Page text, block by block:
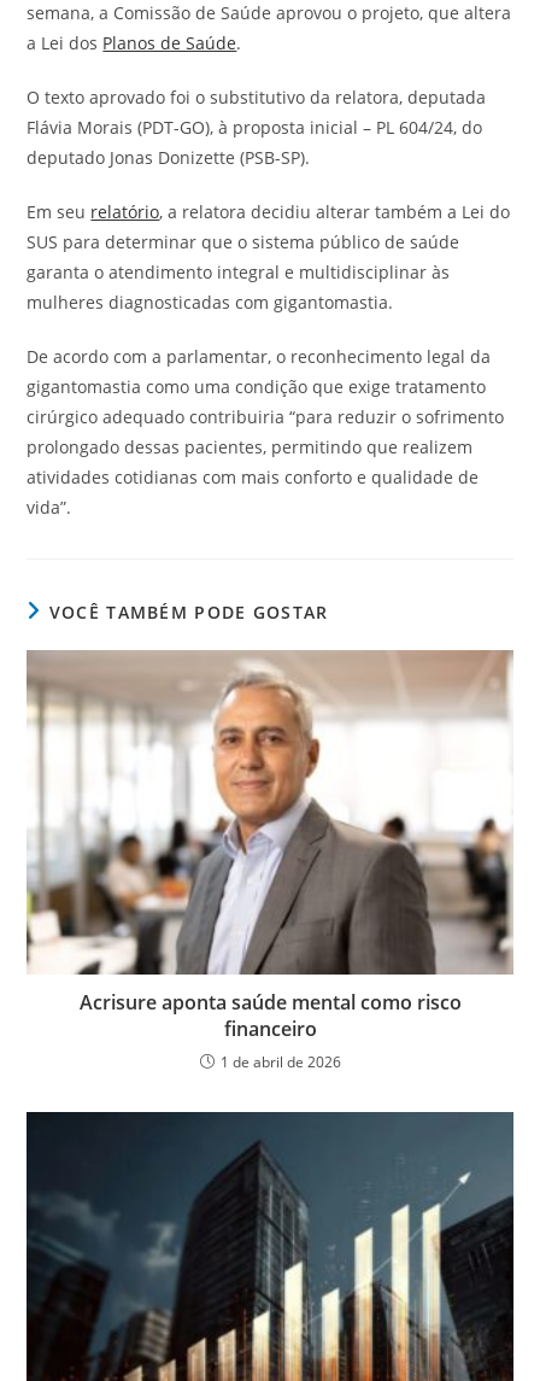
semana, a Comissão de Saúde aprovou o projeto, que altera
a Lei dos Planos de Saúde.
O texto aprovado foi o substitutivo da relatora, deputada
Flávia Morais (PDT-GO), à proposta inicial – PL 604/24, do
deputado Jonas Donizette (PSB-SP).
Em seu relatório, a relatora decidiu alterar também a Lei do
SUS para determinar que o sistema público de saúde
garanta o atendimento integral e multidisciplinar às
mulheres diagnosticadas com gigantomastia.
De acordo com a parlamentar, o reconhecimento legal da
gigantomastia como uma condição que exige tratamento
cirúrgico adequado contribuiria “para reduzir o sofrimento
prolongado dessas pacientes, permitindo que realizem
atividades cotidianas com mais conforto e qualidade de
vida”.
VOCÊ TAMBÉM PODE GOSTAR
Acrisure aponta saúde mental como risco
financeiro
1 de abril de 2026